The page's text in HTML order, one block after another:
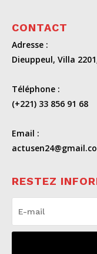
CONTACT
Adresse :
Dieuppeul, Villa
Téléphone :
(+221) 33 856 91 68
Email :
RESTEZ